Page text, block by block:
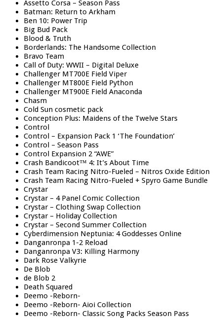
Assetto Corsa – Season Pass
Batman: Return to Arkham
Ben 10: Power Trip
Big Bud Pack
Blood & Truth
Borderlands: The Handsome Collection
Bravo Team
Call of Duty: WWII – Digital Deluxe
Challenger MT700E Field Viper
Challenger MT800E Field Python
Challenger MT900E Field Anaconda
Chasm
Cold Sun cosmetic pack
Conception Plus: Maidens of the Twelve Stars
Control
Control – Expansion Pack 1 ‘The Foundation’
Control – Season Pass
Control Expansion 2 “AWE”
Crash Bandicoot™ 4: It’s About Time
Crash Team Racing Nitro-Fueled – Nitros Oxide Edition
Crash Team Racing Nitro-Fueled + Spyro Game Bundle
Crystar
Crystar – 4 Panel Comic Collection
Crystar – Clothing Swap Collection
Crystar – Holiday Collection
Crystar – Second Summer Collection
Cyberdimension Neptunia: 4 Goddesses Online
Danganronpa 1-2 Reload
Danganronpa V3: Killing Harmony
Dark Rose Valkyrie
De Blob
de Blob 2
Death Squared
Deemo -Reborn-
Deemo -Reborn- Aioi Collection
Deemo -Reborn- Classic Song Packs Season Pass